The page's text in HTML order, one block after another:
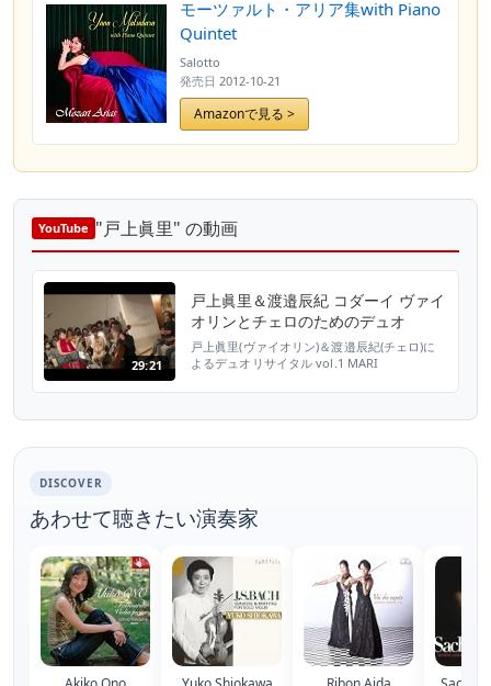
モーツァルト・アリア集with Piano
Quintet
Salotto
発売日 2012-10-21
Amazonで見る >
YouTube "戸上眞里" の動画
29:21
戸上眞里＆渡邉辰紀 コダーイ ヴァイ
オリンとチェロのためのデュオ
戸上眞里(ヴァイオリン)＆渡邉辰紀(チェロ)に
よるデュオリサイタル vol.1 MARI
真のライブ映像。 歌手iora(アイオラ)のバック
DISCOVER
あわせて聴きたい演奏家